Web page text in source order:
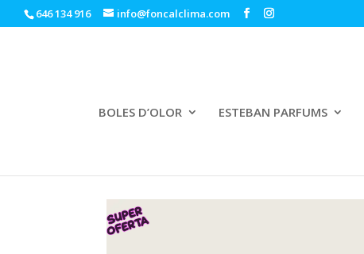
646 134 916 info@foncalclima.com
BOLES D’OLOR ESTEBAN PARFUMS